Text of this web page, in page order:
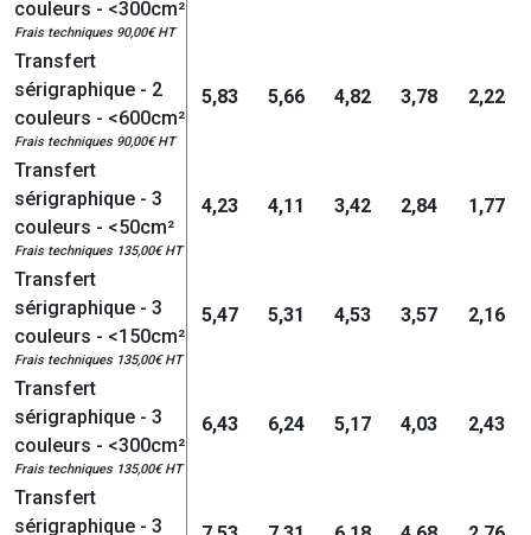
couleurs - <300cm²
Frais techniques 90,00€ HT
Transfert
sérigraphique - 2
couleurs - <600cm²
Frais techniques 90,00€ HT
5,83 5,66 4,82 3,78 2,22
Transfert
sérigraphique - 3
couleurs - <50cm²
Frais techniques 135,00€ HT
4,23 4,11 3,42 2,84 1,77
Transfert
sérigraphique - 3
couleurs - <150cm²
Frais techniques 135,00€ HT
5,47 5,31 4,53 3,57 2,16
Transfert
sérigraphique - 3
couleurs - <300cm²
Frais techniques 135,00€ HT
6,43 6,24 5,17 4,03 2,43
Transfert
sérigraphique - 3